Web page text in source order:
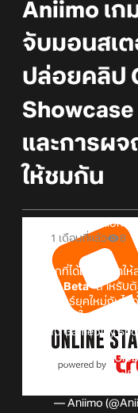
Aniimo เก
จับมอนสเ
ปล่อยคลิป
และการผ
ให้ชมกัน
Online Station
1 เดือนที่แล้ว
8
หลังจากที่ได้มีการเปิดใ
Closed Beta"สำหรับ
มอนสเตอร์ยุคใหม่กันไ
ก็ได้มีอัปเดตใหม่มาให้ไ
เผยคลิป Gameplay
Sign Up for
https://t.co/
— Aniimo